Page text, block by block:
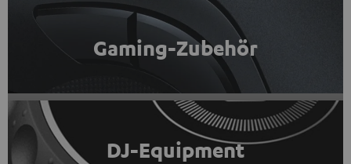
Gaming-Zubehör
DJ-Equipment